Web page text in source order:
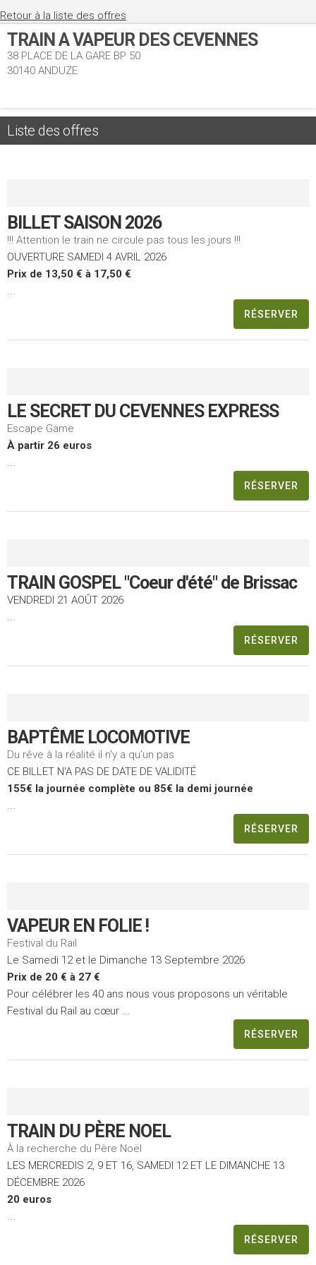
Retour à la liste des offres
TRAIN A VAPEUR DES CEVENNES
38 PLACE DE LA GARE BP 50
30140 ANDUZE
Liste des offres
BILLET SAISON 2026
!!! Attention le train ne circule pas tous les jours !!!
OUVERTURE SAMEDI 4 AVRIL 2026
Prix de 13,50 € à 17,50 €
...
RÉSERVER
LE SECRET DU CEVENNES EXPRESS
Escape Game
À partir 26 euros
...
RÉSERVER
TRAIN GOSPEL "Coeur d'été" de Brissac
VENDREDI 21 AOÛT 2026
...
RÉSERVER
BAPTÊME LOCOMOTIVE
Du rêve à la réalité il n'y a qu'un pas
CE BILLET N'A PAS DE DATE DE VALIDITÉ
155€ la journée complète ou 85€ la demi journée
...
RÉSERVER
VAPEUR EN FOLIE !
Festival du Rail
Le Samedi 12 et le Dimanche 13 Septembre 2026
Prix de 20 € à 27 €
Pour célébrer les 40 ans nous vous proposons un véritable
Festival du Rail au cœur ...
RÉSERVER
TRAIN DU PÈRE NOEL
À la recherche du Père Noël
LES MERCREDIS 2, 9 ET 16, SAMEDI 12 ET LE DIMANCHE 13
DÉCEMBRE 2026
20 euros
...
RÉSERVER